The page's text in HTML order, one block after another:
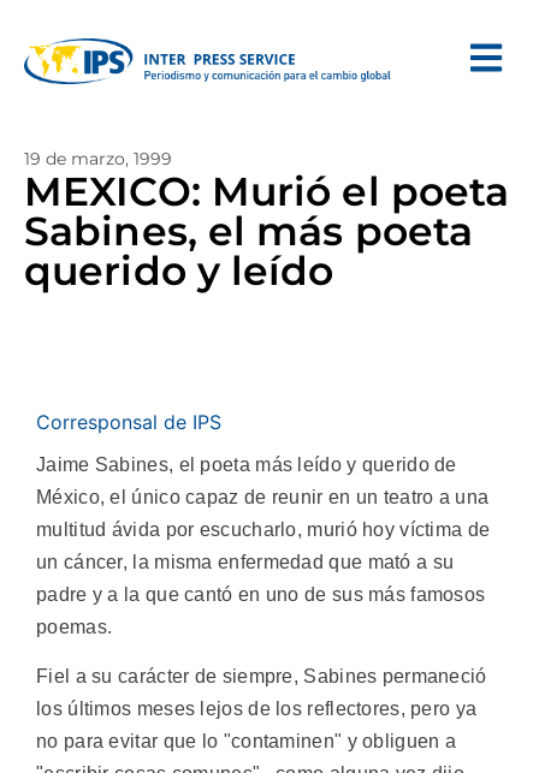
19 de marzo, 1999
MEXICO: Murió el poeta
Sabines, el más poeta
querido y leído
Corresponsal de IPS
Jaime Sabines, el poeta más leído y querido de
México, el único capaz de reunir en un teatro a una
multitud ávida por escucharlo, murió hoy víctima de
un cáncer, la misma enfermedad que mató a su
padre y a la que cantó en uno de sus más famosos
poemas.
Fiel a su carácter de siempre, Sabines permaneció
los últimos meses lejos de los reflectores, pero ya
no para evitar que lo "contaminen" y obliguen a